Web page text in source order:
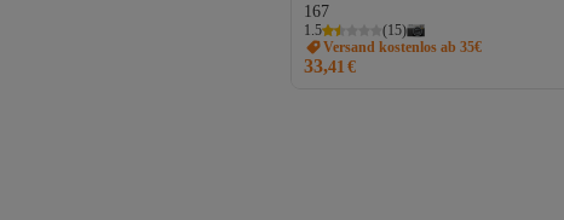
167
1.5 (15)
Versand kostenlos ab 35€
33,41 €